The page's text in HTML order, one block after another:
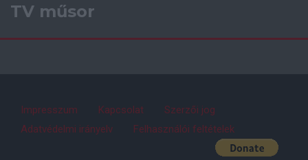
TV műsor
Impresszum Kapcsolat
Szerzői jog
Adatvédelmi irányelv
Felhasználói feltételek